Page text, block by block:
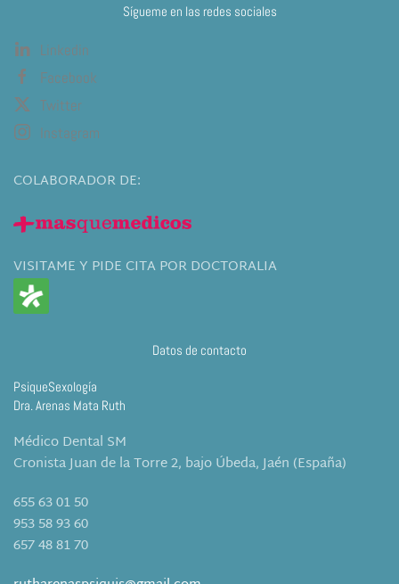
Sígueme en las redes sociales
Linkedin
Facebook
Twitter
Instagram
COLABORADOR DE:
VISITAME Y PIDE CITA POR DOCTORALIA
Datos de contacto
PsiqueSexología
Dra. Arenas Mata Ruth
Médico Dental SM
Cronista Juan de la Torre 2, bajo Úbeda, Jaén (España)
655 63 01 50
953 58 93 60
657 48 81 70